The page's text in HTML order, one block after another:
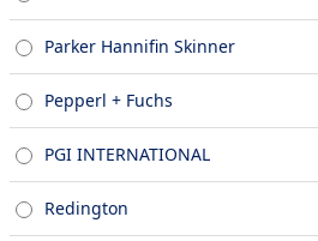
Parker Hannifin Skinner
Pepperl + Fuchs
PGI INTERNATIONAL
Redington